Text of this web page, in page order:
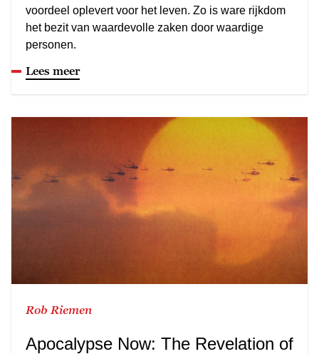
voordeel oplevert voor het leven. Zo is ware rijkdom
het bezit van waardevolle zaken door waardige
personen.
Lees meer
Rob Riemen
Apocalypse Now: The Revelation of